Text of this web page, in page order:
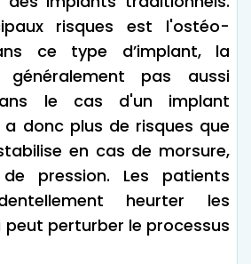
risques est l'ostéo-
ce type d’implant, la
pas aussi
le cas d'un implant
donc plus de risques que
en cas de morsure,
pression. Les patients
heurter les
peut perturber le processus